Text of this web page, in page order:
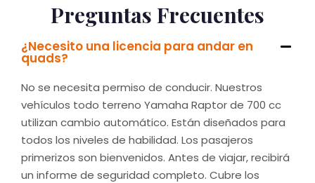
Preguntas Frecuentes
¿Necesito una licencia para andar en
quads?
No se necesita permiso de conducir. Nuestros
vehículos todo terreno Yamaha Raptor de 700 cc
utilizan cambio automático. Están diseñados para
todos los niveles de habilidad. Los pasajeros
primerizos son bienvenidos. Antes de viajar, recibirá
un informe de seguridad completo. Cubre los